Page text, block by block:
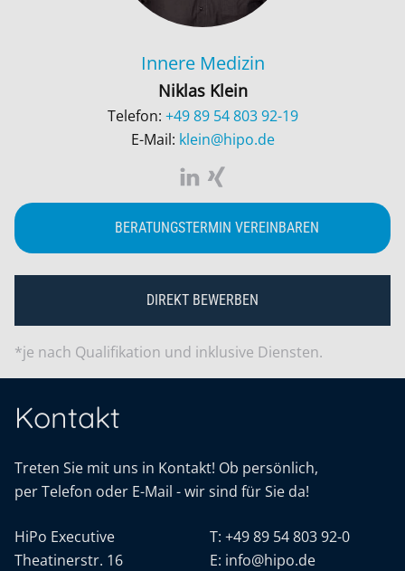
Innere Medizin
Niklas Klein
Telefon: +49 89 54 803 92-19
E-Mail: klein@hipo.de
BERATUNGSTERMIN VEREINBAREN
DIREKT BEWERBEN
*je nach Qualifikation und inklusive Diensten.
Kontakt
Treten Sie mit uns in Kontakt! Ob persönlich,
per Telefon oder E-Mail - wir sind für Sie da!
HiPo Executive
Theatinerstr. 16
T: +49 89 54 803 92-0
E: info@hipo.de